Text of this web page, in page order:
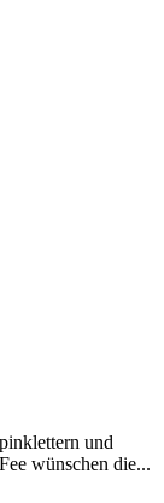
und
wünschen die...